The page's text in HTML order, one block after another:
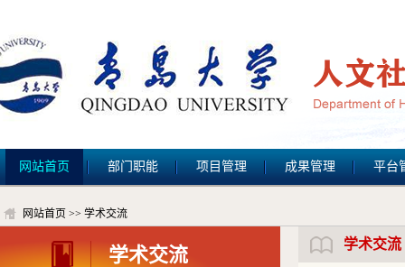
网站首页 部门职能 项目管理 成果管理 平台
网站首页 >> 学术交流
学术交流 学术交流